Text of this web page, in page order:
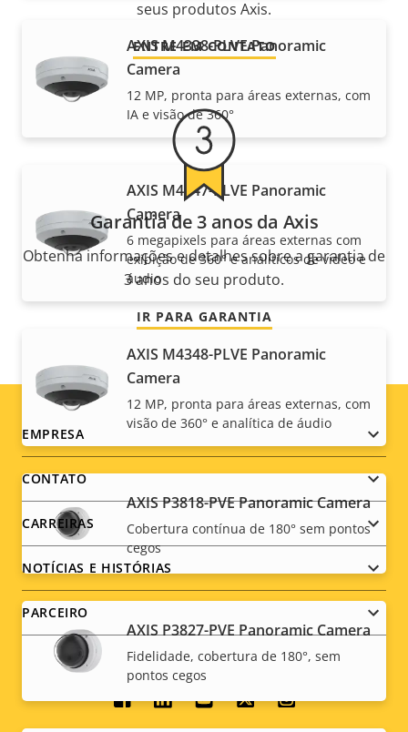
AXIS M4338-PLVE Panoramic
Camera
12 MP, pronta para áreas externas, com
IA e visão de 360°
AXIS M4347-PLVE Panoramic
Camera
6 megapixels para áreas externas com
exibição de 360° e analíticos de vídeo e
áudio
AXIS M4348-PLVE Panoramic
Camera
12 MP, pronta para áreas externas, com
visão de 360° e analítica de áudio
AXIS P3818-PVE Panoramic Camera
Cobertura contínua de 180° sem pontos
cegos
AXIS P3827-PVE Panoramic Camera
Fidelidade, cobertura de 180°, sem
pontos cegos
seus produtos Axis.
ENTRE EM CONTATO
Garantia de 3 anos da Axis
Obtenha informações e detalhes sobre a garantia de
3 anos do seu produto.
IR PARA GARANTIA
Footer
menu
EMPRESA
CONTATO
CARREIRAS
NOTÍCIAS E HISTÓRIAS
PARCEIRO
Social